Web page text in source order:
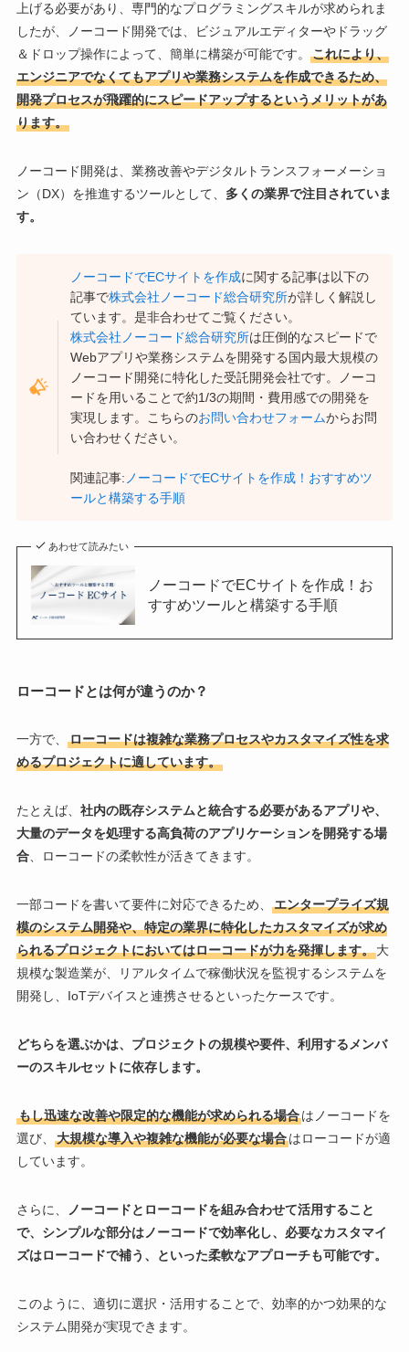
上げる必要があり、専門的なプログラミングスキルが求められま
したが、ノーコード開発では、ビジュアルエディターやドラッグ
＆ドロップ操作によって、簡単に構築が可能です。
これにより、
エンジニアでなくてもアプリや業務システムを作成できるため、
開発プロセスが飛躍的にスピードアップするというメリットがあ
ります。
ノーコード開発は、業務改善やデジタルトランスフォーメーショ
ン（DX）を推進するツールとして、 多くの業界で注目されていま
す。
ノーコードでECサイトを作成に関する記事は以下の
記事で株式会社ノーコード総合研究所が詳しく解説し
ています。是非合わせてご覧ください。
株式会社ノーコード総合研究所は圧倒的なスピードで
Webアプリや業務システムを開発する国内最大規模の
ノーコード開発に特化した受託開発会社です。ノーコ
ードを用いることで約1/3の期間・費用感での開発を
実現します。こちらのお問い合わせフォームからお問
い合わせください。
関連記事: ノーコードでECサイトを作成！おすすめツ
ールと構築する手順
あわせて読みたい
ノーコードでECサイトを作成！お
すすめツールと構築する手順
ローコードとは何が違うのか？
一方で、
ローコードは複雑な業務プロセスやカスタマイズ性を求
めるプロジェクトに適しています。
たとえば、 社内の既存システムと統合する必要があるアプリや、
大量のデータを処理する高負荷のアプリケーションを開発する場
合、ローコードの柔軟性が活きてきます。
一部コードを書いて要件に対応できるため、
エンタープライズ規
模のシステム開発や、特定の業界に特化したカスタマイズが求め
られるプロジェクトにおいてはローコードが力を発揮します。大
規模な製造業が、リアルタイムで稼働状況を監視するシステムを
開発し、IoTデバイスと連携させるといったケースです。
どちらを選ぶかは、プロジェクトの規模や要件、利用するメンバ
ーのスキルセットに依存します。
もし迅速な改善や限定的な機能が求められる場合はノーコードを
選び、
大規模な導入や複雑な機能が必要な場合はローコードが適
しています。
さらに、
ノーコードとローコードを組み合わせて活用すること
で、シンプルな部分はノーコードで効率化し、必要なカスタマイ
ズはローコードで補う、といった柔軟なアプローチも可能です。
このように、適切に選択・活用することで、効率的かつ効果的な
システム開発が実現できます。